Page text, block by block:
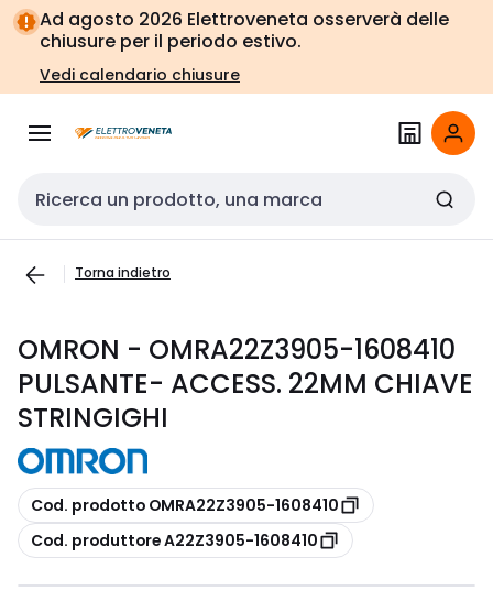
Vai alla
navigazione
Vai
alla
pagina
Ad agosto 2026 Elettroveneta osserverà delle
chiusure per il periodo estivo.
Vedi calendario chiusure
Cerca input
Torna indietro
OMRON - OMRA22Z3905-1608410
PULSANTE- ACCESS. 22MM CHIAVE
STRINGIGHI
copia
Cod. prodotto OMRA22Z3905-1608410
copia
Cod. produttore A22Z3905-1608410